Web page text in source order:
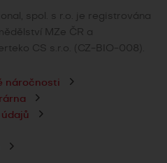
spol. s r.o. je registrována
MZe ČR a
CS s.r.o. (CZ-BIO-008).
náročnosti